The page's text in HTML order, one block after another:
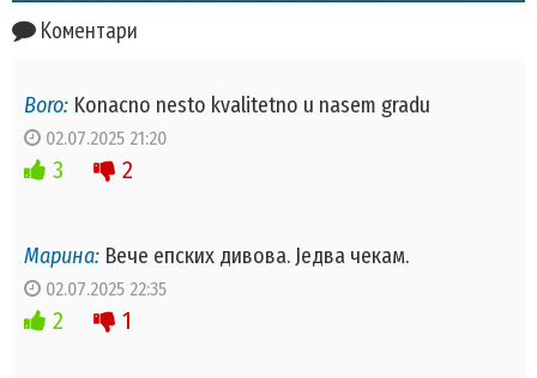
Коментари
Boro: Konacno nesto kvalitetno u nasem gradu
02.07.2025 21:20
3 2
Марина: Вече епских дивова. Једва чекам.
02.07.2025 22:35
2 1